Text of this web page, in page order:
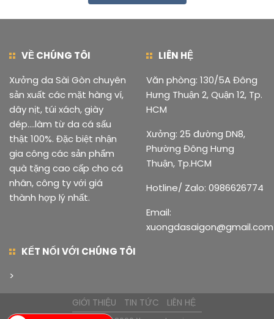
VỀ CHÚNG TÔI
Xưởng da Sài Gòn chuyên
sản xuất các mặt hàng ví,
dây nịt, túi xách, giày
dép....làm từ da cá sấu
thật 100%. Đặc biệt nhận
gia công các sản phẩm
quà tặng cao cấp cho cá
nhân, công ty với giá
thành hợp lý nhất.
LIÊN HỆ
Văn phòng: 130/5A Đông
Hưng Thuận 2, Quận 12, Tp.
HCM
Xưởng: 25 đường DN8,
Phường Đông Hưng
Thuận, Tp.HCM
Hotline/ Zalo: 0986626774
Email:
xuongdasaigon@gmail.com
KẾT NỐI VỚI CHÚNG TÔI
>
GIỚI THIỆU TIN TỨC LIÊN HỆ